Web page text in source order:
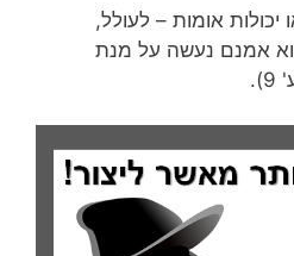
יכולות אומות – לעולל,
אמנם נעשה על מנת